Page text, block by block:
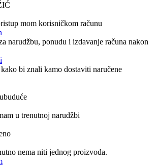
mom korisničkom računu
narudžbu, ponudu i izdavanje računa nakon
bi znali kamo dostaviti naručene
u trenutnoj narudžbi
nema niti jednog proizvoda.